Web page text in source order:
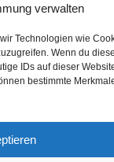
verwalten
Technologien wie
Wenn du
IDs auf dieser
bestimmte